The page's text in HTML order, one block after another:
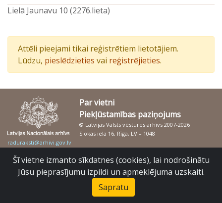
Lielā Jaunavu 10 (2276.lieta)
Attēli pieejami tikai reģistrētiem lietotājiem.
Lūdzu, pieslēdzieties vai reģistrējieties.
Par vietni
Piekļūstamības paziņojums
© Latvijas Valsts vēstures arhīvs 2007-2026
Slokas iela 16, Rīga, LV – 1048
raduraksti@arhivi.gov.lv
Šī vietne izmanto sīkdatnes (cookies), lai nodrošinātu
Jūsu pieprasījumu izpildi un apmeklējuma uzskaiti.
Sapratu